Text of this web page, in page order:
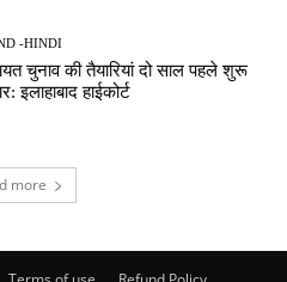
-HINDI
चुनाव की तैयारियां दो साल पहले शुरू
इलाहाबाद हाईकोर्ट
more